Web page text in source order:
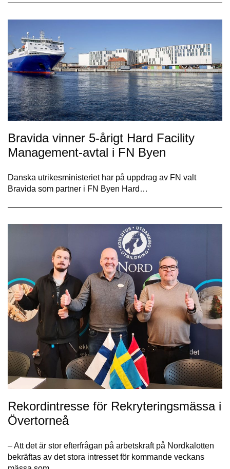
Bravida vinner 5-årigt Hard Facility
Management-avtal i FN Byen
Danska utrikesministeriet har på uppdrag av FN valt
Bravida som partner i FN Byen Hard…
Rekordintresse för Rekryteringsmässa i
Övertorneå
– Att det är stor efterfrågan på arbetskraft på Nordkalotten
bekräftas av det stora intresset för kommande veckans